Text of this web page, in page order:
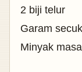
2 biji telur
Garam
Minyak